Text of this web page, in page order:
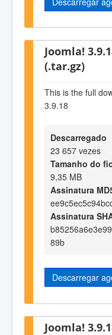
Joomla!
(.tar.gz)
This is the full
3.9.18
Descarregado
23 657 vezes
Tamanho do
9,35 MB
Assinatura
Assinatura
89b
Descarregar
Joomla!